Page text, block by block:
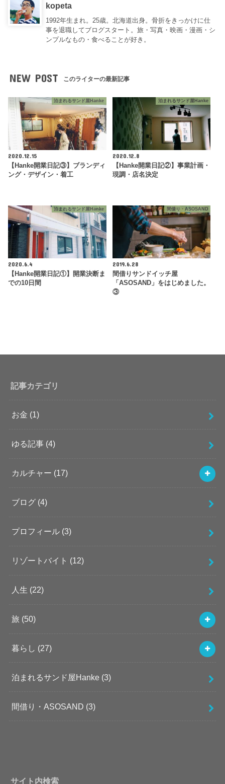
kopeta
1992年生まれ。25歳。北海道出身。骨折をきっかけに仕
事を退職してブログスタート。旅・写真・映画・漫画・シ
ンプルなもの・食べることが好き。
NEW POST このライターの最新記事
泊まれるサンド屋Hanke
2020.12.15
【Hanke開業日記③】ブランディ
ング・デザイン・着工
泊まれるサンド屋Hanke
2020.12.8
【Hanke開業日記②】事業計画・
現調・店名決定
泊まれるサンド屋Hanke
2020.6.4
【Hanke開業日記①】開業決断ま
での10日間
間借り・ASOSAND
2019.6.28
間借りサンドイッチ屋
「ASOSAND」をはじめました。
③
記事カテゴリ
お金 (1)
ゆる記事 (4)
カルチャー (17)
ブログ (4)
プロフィール (3)
リゾートバイト (12)
人生 (22)
旅 (50)
暮らし (27)
泊まれるサンド屋Hanke (3)
間借り・ASOSAND (3)
サイト内検索